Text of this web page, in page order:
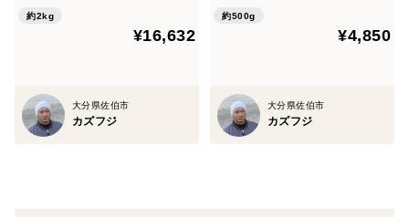
約2kg
¥16,632
大分県佐伯市
カズフジ
約500g
¥4,850
大分県佐伯市
カズフジ